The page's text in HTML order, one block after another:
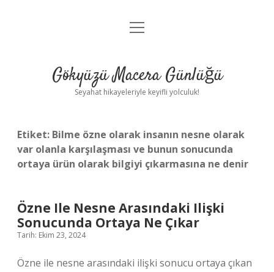
Anasayfa
Yasal Uyarı
menüyü
Gökyüzü Macera Günlüğü
Seyahat hikayeleriyle keyifli yolculuk!
Etiket: Bilme özne olarak insanın nesne olarak
var olanla karşılaşması ve bunun sonucunda
ortaya ürün olarak bilgiyi çıkarmasına ne denir
Özne Ile Nesne Arasındaki Ilişki
Sonucunda Ortaya Ne Çıkar
Tarih: Ekim 23, 2024
Özne ile nesne arasındaki ilişki sonucu ortaya çıkan